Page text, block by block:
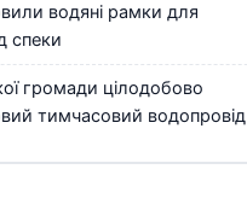
водяні рамки для
спеки
громади цілодобово
тимчасовий водопровід